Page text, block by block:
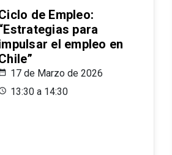
de Empleo:
para
el empleo en
17 de Marzo de 2026
13:30 a 14:30